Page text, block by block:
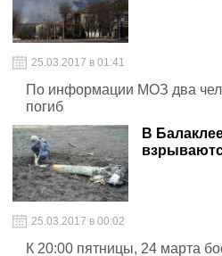
25.03.2017 в 01:41
По информации МОЗ два
погиб
В
25.03.2017 в 00:02
К 20:00 пятницы, 24 марта